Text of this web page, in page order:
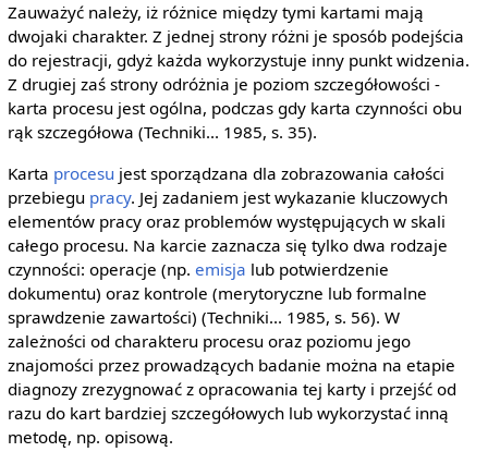
Zauważyć należy, iż różnice między tymi kartami mają
dwojaki charakter. Z jednej strony różni je sposób podejścia
do rejestracji, gdyż każda wykorzystuje inny punkt widzenia.
Z drugiej zaś strony odróżnia je poziom szczegółowości -
karta procesu jest ogólna, podczas gdy karta czynności obu
rąk szczegółowa (Techniki... 1985, s. 35).
Karta procesu jest sporządzana dla zobrazowania całości
przebiegu pracy. Jej zadaniem jest wykazanie kluczowych
elementów pracy oraz problemów występujących w skali
całego procesu. Na karcie zaznacza się tylko dwa rodzaje
czynności: operacje (np. emisja lub potwierdzenie
dokumentu) oraz kontrole (merytoryczne lub formalne
sprawdzenie zawartości) (Techniki... 1985, s. 56). W
zależności od charakteru procesu oraz poziomu jego
znajomości przez prowadzących badanie można na etapie
diagnozy zrezygnować z opracowania tej karty i przejść od
razu do kart bardziej szczegółowych lub wykorzystać inną
metodę, np. opisową.